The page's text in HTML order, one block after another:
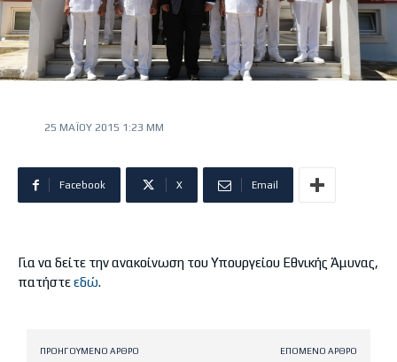
25 ΜΑΪ́ΟΥ 2015 1:23 ΜΜ
Facebook X Email
Για να δείτε την ανακοίνωση του Υπουργείου Εθνικής Άμυνας,
πατήστεεδώ.
ΠΡΟΗΓΟΎΜΕΝΟ ΆΡΘΡΟ ΕΠΌΜΕΝΟ ΆΡΘΡΟ